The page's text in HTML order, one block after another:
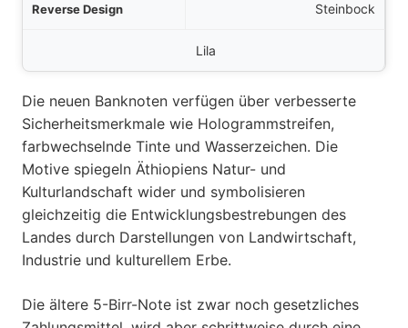
Steinbock
Lila
Die neuen Banknoten verfügen über verbesserte
Sicherheitsmerkmale wie Hologrammstreifen,
farbwechselnde Tinte und Wasserzeichen. Die
Motive spiegeln Äthiopiens Natur- und
Kulturlandschaft wider und symbolisieren
gleichzeitig die Entwicklungsbestrebungen des
Landes durch Darstellungen von Landwirtschaft,
Industrie und kulturellem Erbe.
Die ältere 5-Birr-Note ist zwar noch gesetzliches